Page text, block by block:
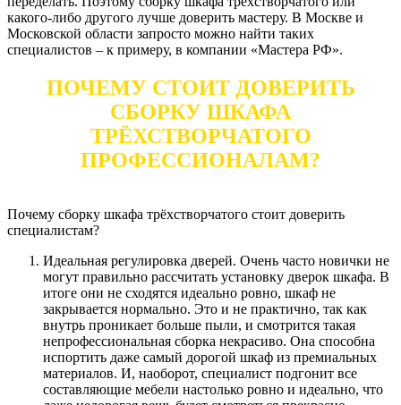
какого-либо другого лучше доверить мастеру. В Москве и
Московской области запросто можно найти таких
специалистов – к примеру, в компании «Мастера РФ».
ПОЧЕМУ СТОИТ ДОВЕРИТЬ
СБОРКУ ШКАФА
ТРЁХСТВОРЧАТОГО
ПРОФЕССИОНАЛАМ?
Почему сборку шкафа трёхстворчатого стоит доверить
специалистам?
Идеальная регулировка дверей. Очень часто новички не
могут правильно рассчитать установку дверок шкафа. В
итоге они не сходятся идеально ровно, шкаф не
закрывается нормально. Это и не практично, так как
внутрь проникает больше пыли, и смотрится такая
непрофессиональная сборка некрасиво. Она способна
испортить даже самый дорогой шкаф из премиальных
материалов. И, наоборот, специалист подгонит все
составляющие мебели настолько ровно и идеально, что